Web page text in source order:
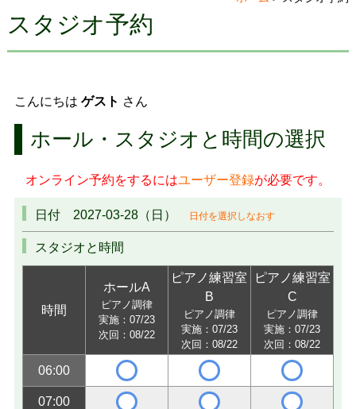
スタジオ予約
こんにちは ゲスト さん
ホール・スタジオと時間の選択
オンライン予約をするにはユーザー登録が必要です。
日付 2027-03-28（日） 日付を選択しなおす
スタジオと時間
時間
06:00
07:00
ホールA
ピアノ調律
実施：07/23
次回：08/22
ピアノ練習室
B
ピアノ調律
実施：07/23
次回：08/22
ピアノ練習室
C
ピアノ調律
実施：07/23
次回：08/22